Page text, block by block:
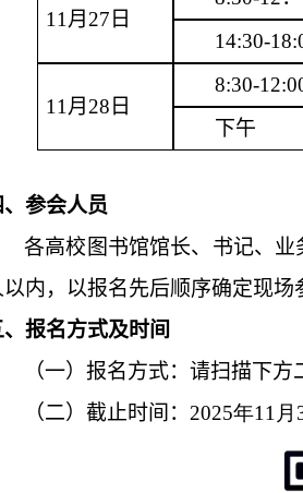
11 月 27 日
14:30-
11 月 28 日
8:30-
下午
、参会人员
各高校图书馆馆长、书记、
以内，以报名先后顺序确定现场
、报名方式及时间
（一）报名方式：请扫描下方
（二）截止时间： 2025年11 月